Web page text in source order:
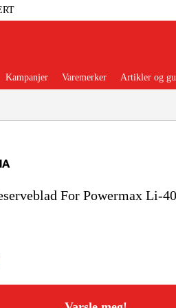
Garasje Og
Kampanjer Varemerker Artikler og
For Powermax Li-